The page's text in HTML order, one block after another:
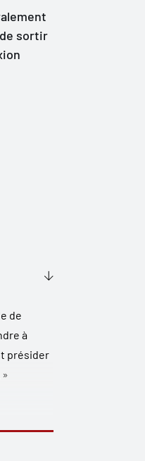
sortir
de
à
présider